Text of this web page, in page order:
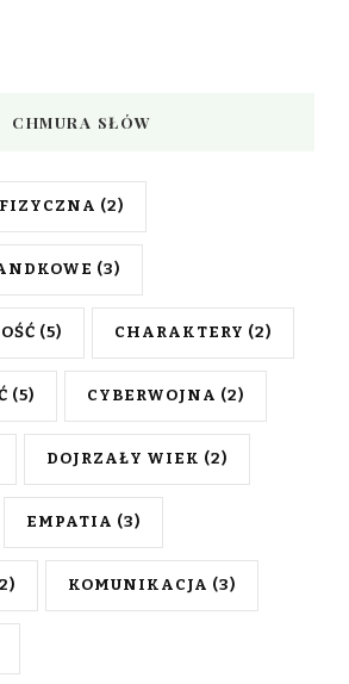
CHMURA SŁÓW
(2)
(3)
(5) CHARAKTERY (2)
(5) CYBERWOJNA (2)
DOJRZAŁY WIEK (2)
EMPATIA (3)
KOMUNIKACJA (3)